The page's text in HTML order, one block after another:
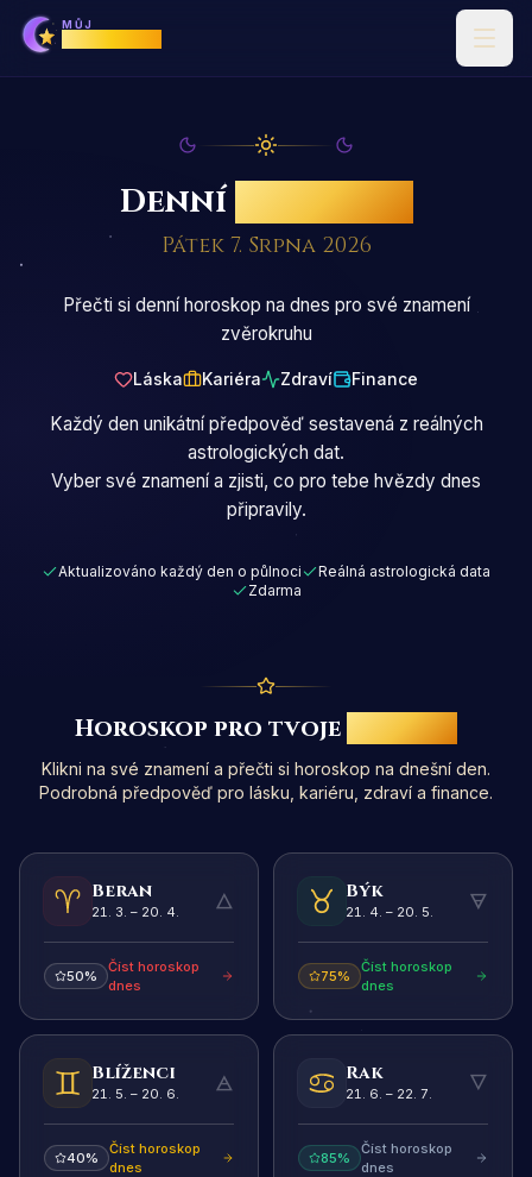
MŮJ
Denní
Pátek 7. Srpna 2026
Přečti si denní horoskop na dnes pro své znamení
zvěrokruhu
Láska Kariéra Zdraví Finance
Každý den unikátní předpověď sestavená z reálných
astrologických dat.
Vyber své znamení a zjisti, co pro tebe hvězdy dnes
připravily.
Aktualizováno každý den o půlnoci
Reálná astrologická data
Zdarma
Horoskop pro tvoje
Klikni na své znamení a přečti si horoskop na dnešní den.
Podrobná předpověď pro lásku, kariéru, zdraví a finance.
Beran
21. 3. – 20. 4. 🜂
50%
Číst horoskop
dnes
Býk
21. 4. – 20. 5. 🜃
75%
Číst horoskop
dnes
Blíženci
21. 5. – 20. 6. 🜁
40%
Číst horoskop
dnes
Rak
21. 6. – 22. 7. 🜄
85%
Číst horoskop
dnes